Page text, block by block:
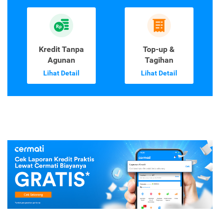
Kredit Tanpa
Agunan
Lihat Detail
Top-up &
Tagihan
Lihat Detail